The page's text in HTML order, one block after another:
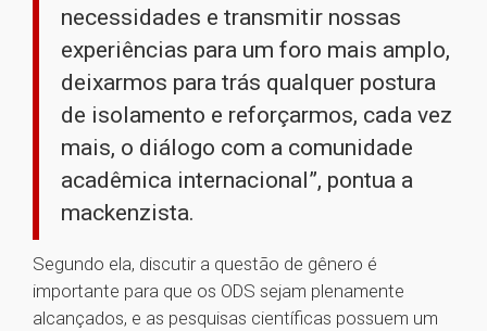
necessidades e transmitir nossas
experiências para um foro mais amplo,
deixarmos para trás qualquer postura
de isolamento e reforçarmos, cada vez
mais, o diálogo com a comunidade
acadêmica internacional”, pontua a
mackenzista.
Segundo ela, discutir a questão de gênero é
importante para que os ODS sejam plenamente
alcançados, e as pesquisas científicas possuem um